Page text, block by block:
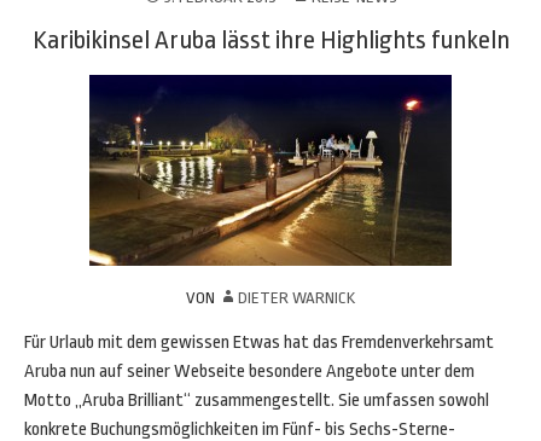
Karibikinsel Aruba lässt ihre Highlights funkeln
VON DIETER WARNICK
Für Urlaub mit dem gewissen Etwas hat das Fremdenverkehrsamt
Aruba nun auf seiner Webseite besondere Angebote unter dem
Motto „Aruba Brilliant“ zusammengestellt. Sie umfassen sowohl
konkrete Buchungsmöglichkeiten im Fünf- bis Sechs-Sterne-